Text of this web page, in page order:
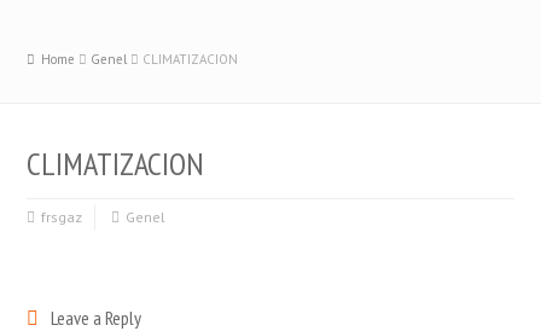
Home Genel CLIMATIZACION
CLIMATIZACION
frsgaz Genel
Leave a Reply